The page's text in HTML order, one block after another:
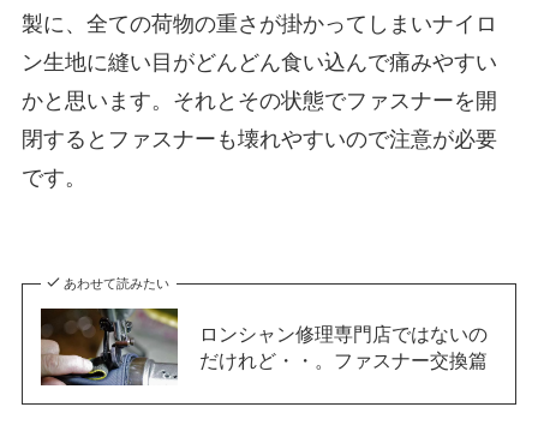
製に、全ての荷物の重さが掛かってしまいナイロ
ン生地に縫い目がどんどん食い込んで痛みやすい
かと思います。それとその状態でファスナーを開
閉するとファスナーも壊れやすいので注意が必要
です。
あわせて読みたい
ロンシャン修理専門店ではないの
だけれど・・。ファスナー交換篇